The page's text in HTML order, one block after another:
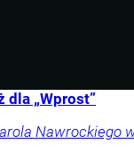
dla „Wprost”